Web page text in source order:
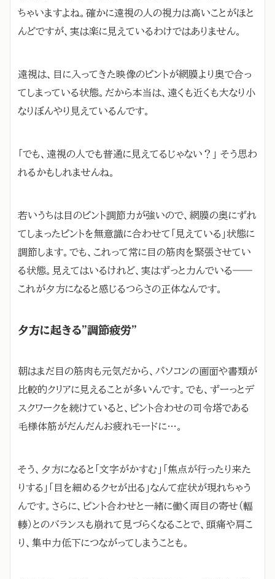
ちゃいますよね。確かに遠視の人の視力は高いことがほと
んどですが、実は楽に見えているわけではありません。
遠視は、目に入ってきた映像のピントが網膜より奥で合っ
てしまっている状態。だから本当は、遠くも近くも大なり小
なりぼんやり見えているんです。
「でも、遠視の人でも普通に見えてるじゃない？」 そう思わ
れるかもしれませんね。
若いうちは目のピント調節力が強いので、網膜の奥にずれ
てしまったピントを無意識に合わせて「見えている」状態に
調節します。でも、これって常に目の筋肉を緊張させてい
る状態。見えてはいるけれど、実はずっと力んでいる――
これが夕方になると感じるつらさの正体なんです。
夕方に起きる”調節疲労”
朝はまだ目の筋肉も元気だから、パソコンの画面や書類が
比較的クリアに見えることが多いんです。でも、ずーっとデ
スクワークを続けていると、ピント合わせの司令塔である
毛様体筋がだんだんお疲れモードに…。
そう、夕方になると「文字がかすむ」「焦点が行ったり来た
りする」「目を細めるクセが出る」なんて症状が現れちゃう
んです。さらに、ピント合わせと一緒に働く両目の寄せ（輻
輳）とのバランスも崩れて見づらくなることで、頭痛や肩こ
り、集中力低下につながってしまうことも。